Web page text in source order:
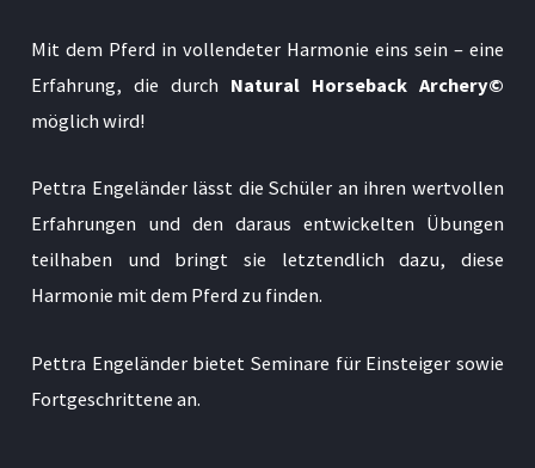
Mit dem Pferd in vollendeter Harmonie eins sein – eine
Erfahrung, die durch Natural Horseback Archery©
möglich wird!
Pettra Engeländer lässt die Schüler an ihren wertvollen
Erfahrungen und den daraus entwickelten Übungen
teilhaben und bringt sie letztendlich dazu, diese
Harmonie mit dem Pferd zu finden.
Pettra Engeländer bietet Seminare für Einsteiger sowie
Fortgeschrittene an.